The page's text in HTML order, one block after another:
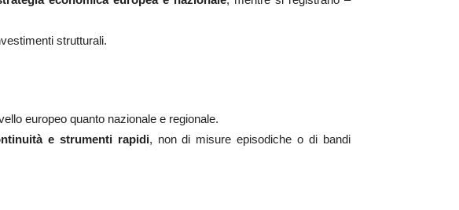
strutturali.
europeo quanto nazionale e regionale.
e strumenti rapidi, non di misure episodiche o di bandi